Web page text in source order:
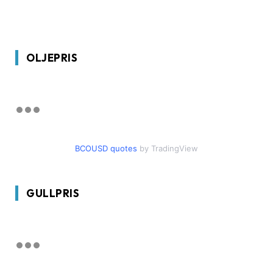
OLJEPRIS
BCOUSD quotes by TradingView
GULLPRIS